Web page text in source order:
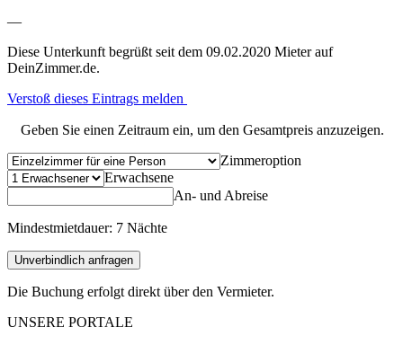
—
Diese Unterkunft begrüßt seit dem 09.02.2020 Mieter auf
DeinZimmer.de.
Verstoß dieses Eintrags melden
Geben Sie einen Zeitraum ein, um den Gesamtpreis anzuzeigen.
Zimmeroption
Erwachsene
An- und Abreise
Mindestmietdauer: 7 Nächte
Unverbindlich anfragen
Die Buchung erfolgt direkt über den Vermieter.
UNSERE PORTALE